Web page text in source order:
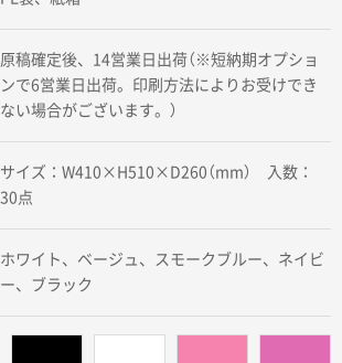
原稿確定後、14営業日出荷（※短納期オプショ
ンで6営業日出荷。印刷方法によりお受けでき
ない場合がございます。）
サイズ：W410×H510×D260（mm） 入数：
30点
ホワイト、ベージュ、スモークブルー、ネイビ
ー、ブラック